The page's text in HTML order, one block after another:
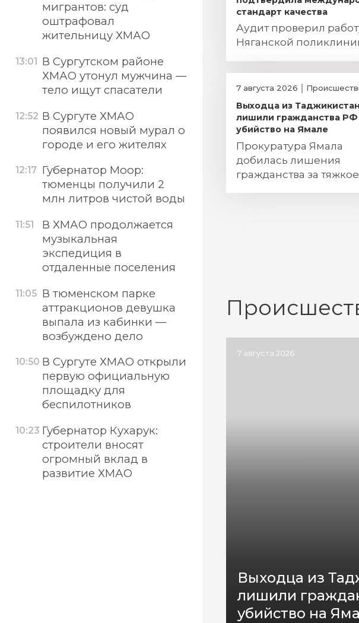
мигрантов: суд
оштрафовал
жительницу ХМАО
13:01 В Сургутском районе
ХМАО утонул мужчина —
тело ищут спасатели
12:52 В Сургуте ХМАО
появился новый мурал о
городе и его жителях
12:17 Губернатор Моор:
тюменцы получили 2
млн литров чистой воды
11:51
В ХМАО продолжается
музыкальная
экспедиция в
отдаленные поселения
11:05 В тюменском парке
аттракционов девушка
выпала из кабинки —
возбуждено дело
10:50 В Сургуте ХМАО открыли
первую официальную
площадку для
беспилотников
10:23 Губернатор Кухарук:
строители вносят
огромный вклад в
развитие ХМАО
стандарт качества
Аудит проверил
Няганской
7 августа 2026
Выходца из
лишили гражданства РФ
убийство на Ямале
Прокуратура Ямала
добилась лишения
гражданства за тяжкое
7 августа 2026
Выходца из
лишили
убийство на